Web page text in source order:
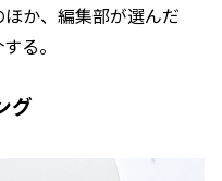
か、編集部が選んだ
る。
グ